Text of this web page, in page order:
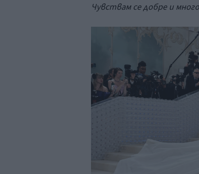
Чувствам се добре и